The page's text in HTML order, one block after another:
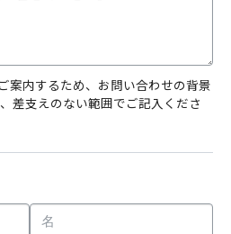
案内するため、お問い合わせの背景
差支えのない範囲でご記入くださ